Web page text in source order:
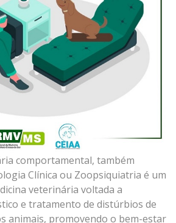
comportamental, também
Clínica ou Zoopsiquiatria é um
veterinária voltada a
e tratamento de distúrbios de
animais, promovendo o bem-estar